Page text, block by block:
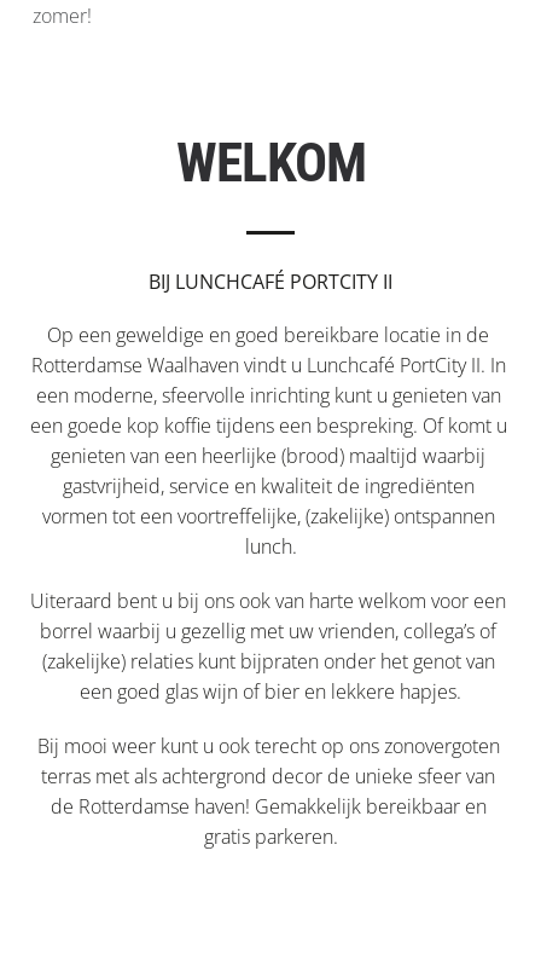
zomer!
WELKOM
BIJ LUNCHCAFÉ PORTCITY II
Op een geweldige en goed bereikbare locatie in de
Rotterdamse Waalhaven vindt u Lunchcafé PortCity II. In
een moderne, sfeervolle inrichting kunt u genieten van
een goede kop koffie tijdens een bespreking. Of komt u
genieten van een heerlijke (brood) maaltijd waarbij
gastvrijheid, service en kwaliteit de ingrediënten
vormen tot een voortreffelijke, (zakelijke) ontspannen
lunch.
Uiteraard bent u bij ons ook van harte welkom voor een
borrel waarbij u gezellig met uw vrienden, collega’s of
(zakelijke) relaties kunt bijpraten onder het genot van
een goed glas wijn of bier en lekkere hapjes.
Bij mooi weer kunt u ook terecht op ons zonovergoten
terras met als achtergrond decor de unieke sfeer van
de Rotterdamse haven! Gemakkelijk bereikbaar en
gratis parkeren.